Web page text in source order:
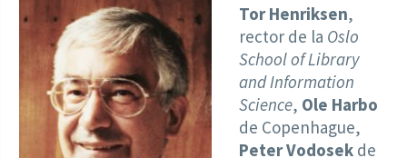
Tor Henriksen,
rector de la Oslo
School of Library
and Information
Science, Ole Harbo
de Copenhague,
Peter Vodosek de